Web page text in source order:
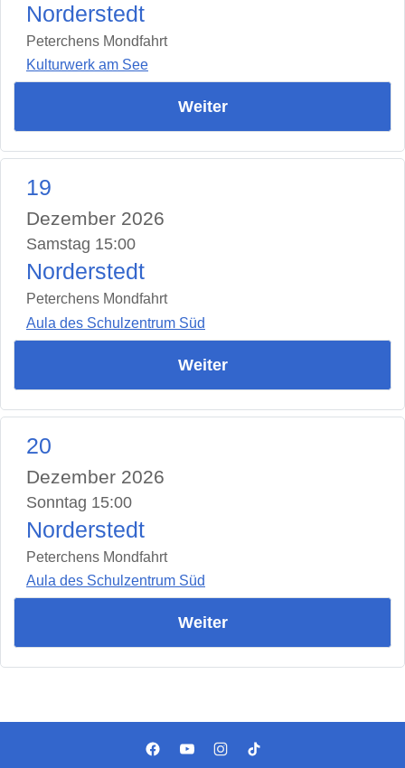
Norderstedt
Peterchens Mondfahrt
Kulturwerk am See
Weiter
19
Dezember 2026
Samstag 15:00
Norderstedt
Peterchens Mondfahrt
Aula des Schulzentrum Süd
Weiter
20
Dezember 2026
Sonntag 15:00
Norderstedt
Peterchens Mondfahrt
Aula des Schulzentrum Süd
Weiter